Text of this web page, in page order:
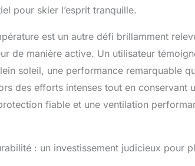
pour skier l’esprit tranquille.
est un autre défi brillamment
de manière active. Un utilisateur
soleil, une performance remarquable
des efforts intenses tout en
fiable et une ventilation
: un investissement judicieux pour